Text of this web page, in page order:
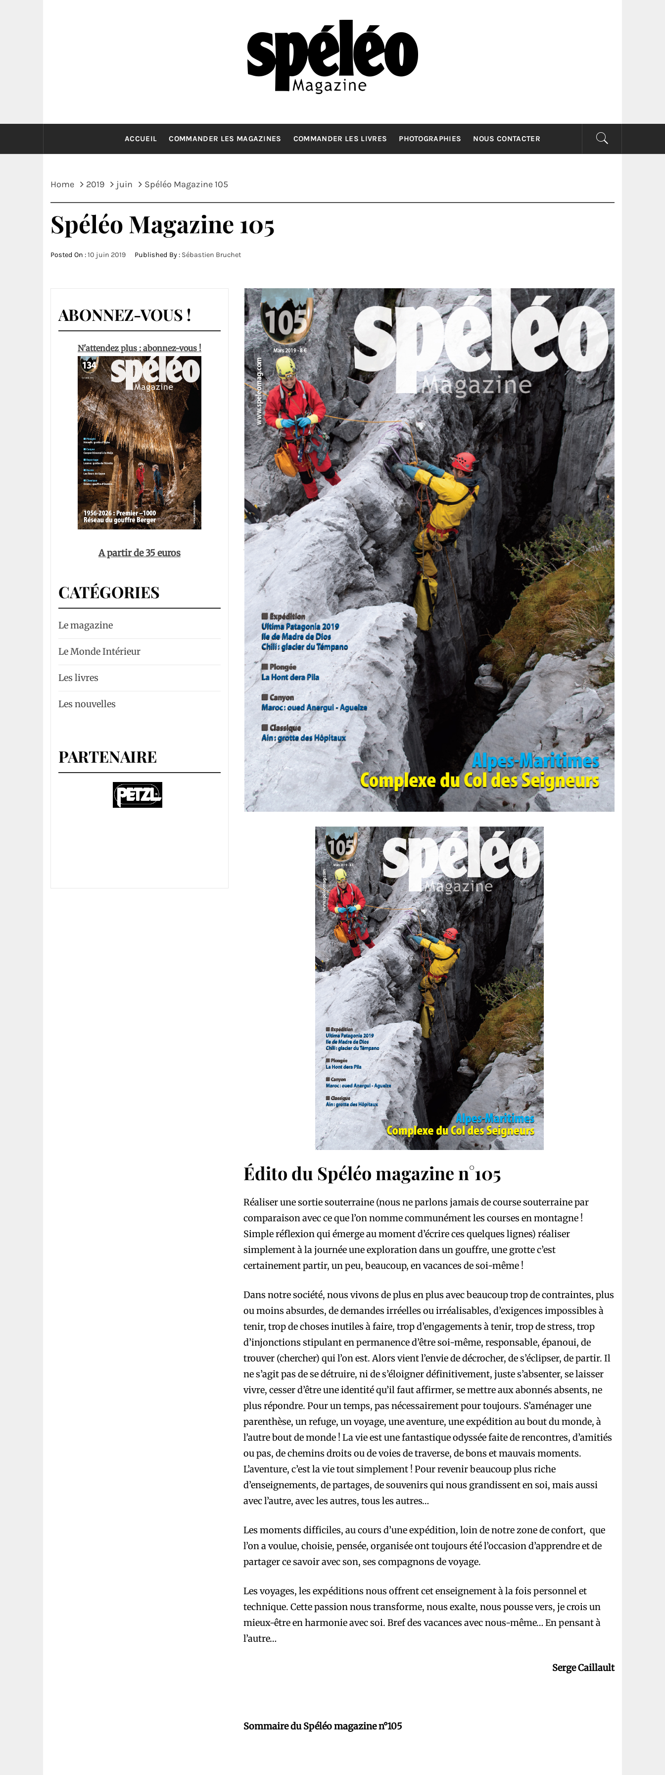
SPELEOMAG
La spéléologie d'exploration Grand Format
ACCUEIL COMMANDER LES MAGAZINES COMMANDER LES LIVRES PHOTOGRAPHIES NOUS CONTACTER
Home 2019 juin Spéléo Magazine 105
Spéléo Magazine 105
Posted On :10 juin 2019 Published By : Sébastien Bruchet
Édito du Spéléo magazine n°105
Réaliser une sortie souterraine (nous ne parlons jamais de course souterraine par
comparaison avec ce que l’on nomme communément les courses en montagne !
Simple réflexion qui émerge au moment d’écrire ces quelques lignes) réaliser
simplement à la journée une exploration dans un gouffre, une grotte c’est
certainement partir, un peu, beaucoup, en vacances de soi-même !
Dans notre société, nous vivons de plus en plus avec beaucoup trop de contraintes, plus
ou moins absurdes, de demandes irréelles ou irréalisables, d’exigences impossibles à
tenir, trop de choses inutiles à faire, trop d’engagements à tenir, trop de stress, trop
d’injonctions stipulant en permanence d’être soi-même, responsable, épanoui, de
trouver (chercher) qui l’on est. Alors vient l’envie de décrocher, de s’éclipser, de partir. Il
ne s’agit pas de se détruire, ni de s’éloigner définitivement, juste s’absenter, se laisser
vivre, cesser d’être une identité qu’il faut affirmer, se mettre aux abonnés absents, ne
plus répondre. Pour un temps, pas nécessairement pour toujours. S’aménager une
parenthèse, un refuge, un voyage, une aventure, une expédition au bout du monde, à
l’autre bout de monde ! La vie est une fantastique odyssée faite de rencontres, d’amitiés
ou pas, de chemins droits ou de voies de traverse, de bons et mauvais moments.
L’aventure, c’est la vie tout simplement ! Pour revenir beaucoup plus riche
d’enseignements, de partages, de souvenirs qui nous grandissent en soi, mais aussi
avec l’autre, avec les autres, tous les autres…
Les moments difficiles, au cours d’une expédition, loin de notre zone de confort, que
l’on a voulue, choisie, pensée, organisée ont toujours été l’occasion d’apprendre et de
partager ce savoir avec son, ses compagnons de voyage.
Les voyages, les expéditions nous offrent cet enseignement à la fois personnel et
technique. Cette passion nous transforme, nous exalte, nous pousse vers, je crois un
mieux-être en harmonie avec soi. Bref des vacances avec nous-même… En pensant à
l’autre…
Serge Caillault
Sommaire du Spéléo magazine n°105
ABONNEZ-VOUS !
N'attendez plus : abonnez-vous !
A partir de 35 euros
CATÉGORIES
Le magazine
Le Monde Intérieur
Les livres
Les nouvelles
PARTENAIRE